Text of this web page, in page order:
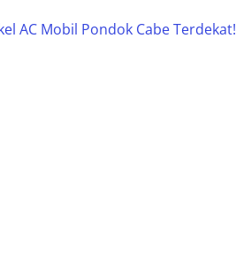
AC Mobil Pondok Cabe Terdekat!